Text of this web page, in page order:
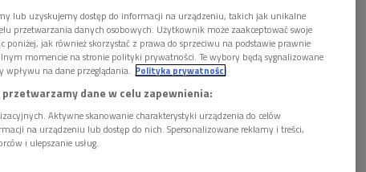
lub uzyskujemy dostęp do informacji na urządzeniu, takich jak unikalne
przetwarzania danych osobowych. Użytkownik może zaakceptować swoje
jak również skorzystać z prawa do sprzeciwu na podstawie prawnie
momencie na stronie polityki prywatności. Te wybory będą sygnalizowane
na dane przeglądania. Polityka prywatności
dane w celu zapewnienia:
Aktywne skanowanie charakterystyki urządzenia do celów
na urządzeniu lub dostęp do nich. Spersonalizowane reklamy i treści,
i ulepszanie usług.